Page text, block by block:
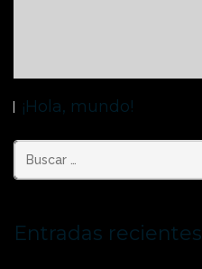
¡Hola, mundo!
Entradas recientes